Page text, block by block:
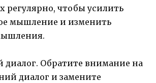
регулярно, чтобы усилить
мышление и изменить
диалог. Обратите внимание на
диалог и замените